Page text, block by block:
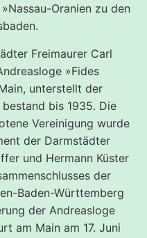
Oranien zu den
Freimaurer Carl
»Fides
unterstellt der
bis 1935. Die
Vereinigung wurde
der Darmstädter
und Hermann Küster
der
Baden-Württemberg
der Andreasloge
am Main am 17. Juni